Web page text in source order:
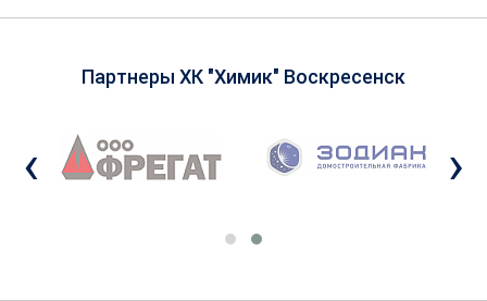
Партнеры ХК "Химик" Воскресенск
‹ ›